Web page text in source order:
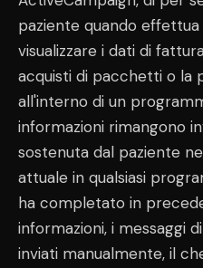
paziente quando
visualizzare i dati di
acquisti di pacchetti o la
all'interno di un
informazioni rimangono
sostenuta dal paziente
attuale in qualsiasi
ha completato in
informazioni, i messaggi
inviati manualmente, il